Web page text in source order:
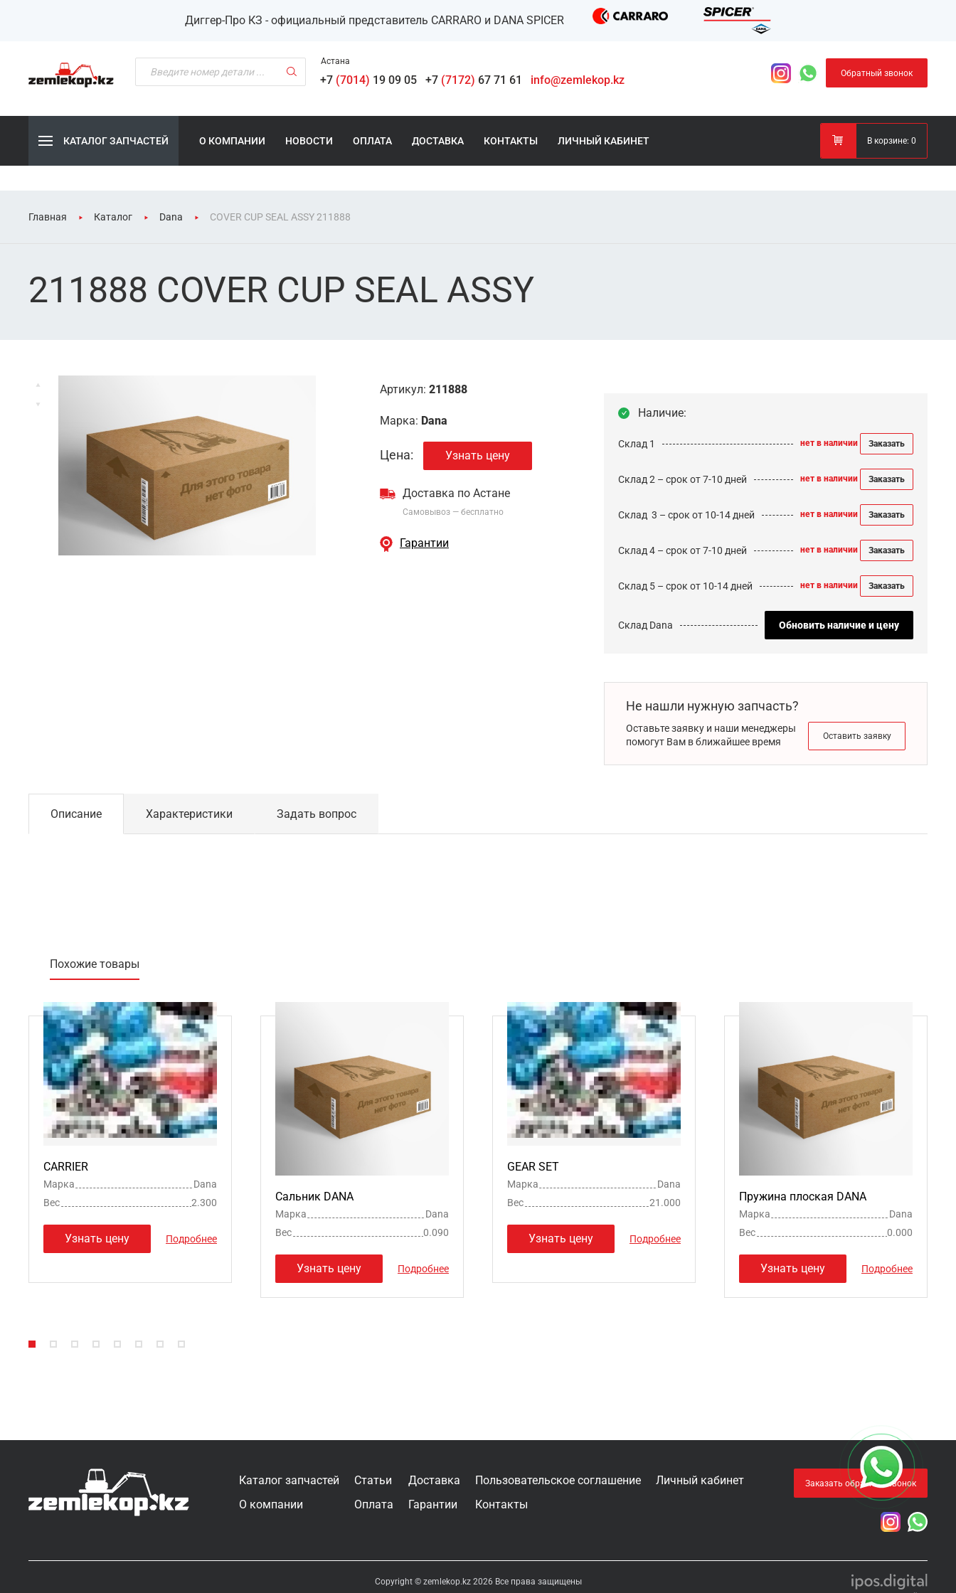
Диггер-Про КЗ - официальный представитель CARRARO и DANA SPICER
Астана
+7 (7014) 19 09 05 +7 (7172) 67 71 61 info@zemlekop.kz Обратный звонок
КАТАЛОГ ЗАПЧАСТЕЙ О КОМПАНИИ НОВОСТИ ОПЛАТА ДОСТАВКА КОНТАКТЫ ЛИЧНЫЙ КАБИНЕТ В корзине: 0
Главная Каталог Dana COVER CUP SEAL ASSY 211888
211888 COVER CUP SEAL ASSY
Артикул: 211888
Марка: Dana
Цена: Узнать цену
Доставка по Астане
Самовывоз — бесплатно
Гарантии
Наличие:
Склад 1 нет в наличии Заказать
Склад 2 – срок от 7-10 дней нет в наличии Заказать
Cклад 3 – срок от 10-14 дней нет в наличии Заказать
Склад 4 – срок от 7-10 дней нет в наличии Заказать
Склад 5 – срок от 10-14 дней нет в наличии Заказать
Склад Dana Обновить наличие и цену
Не нашли нужную запчасть?
Оставьте заявку и наши менеджеры
помогут Вам в ближайшее время
Оставить заявку
Описание Характеристики Задать вопрос
Похожие товары
CARRIER
Марка
Dana
Вес
2.300
Узнать цену Подробнее
Сальник DANA
Марка
Dana
Вес
0.090
Узнать цену Подробнее
GEAR SET
Марка
Dana
Вес
21.000
Узнать цену Подробнее
Пружина плоская DANA
Марка
Dana
Вес
0.000
Узнать цену Подробнее
Каталог запчастей
О компании
Статьи
Оплата
Доставка
Гарантии
Пользовательское соглашение
Контакты
Личный кабинет Заказать обратный звонок
Copyright © zemlekop.kz 2026 Все права защищены